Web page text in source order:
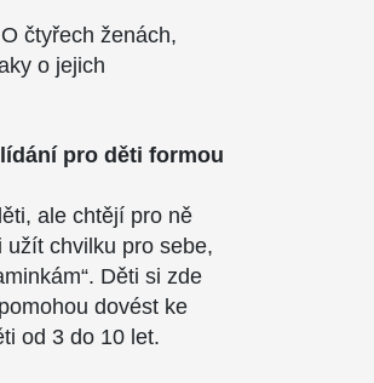
čtyřech ženách,
o jejich
pro děti formou
ale chtějí pro ně
užít chvilku pro sebe,
Děti si zde
dovést ke
od 3 do 10 let.